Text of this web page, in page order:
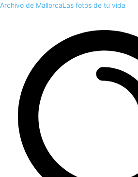
Archivo de MallorcaLas fotos de tu vida